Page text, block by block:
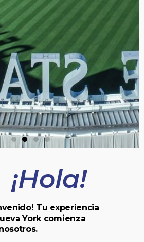
¡Hola!
Tu experiencia
York comienza